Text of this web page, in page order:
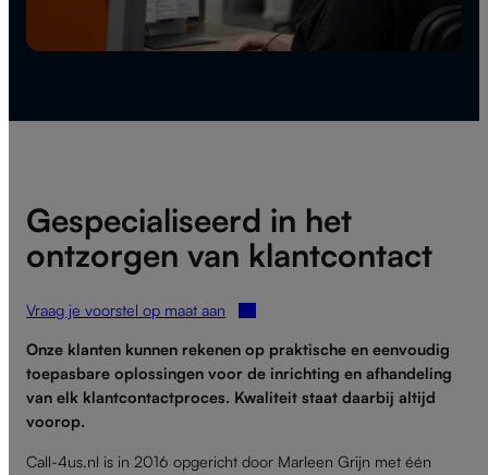
Gespecialiseerd in het
ontzorgen van klantcontact
Vraag je voorstel op maat aan
Onze klanten kunnen rekenen op praktische en eenvoudig
toepasbare oplossingen voor de inrichting en afhandeling
van elk klantcontactproces. Kwaliteit staat daarbij altijd
voorop.
Call-4us.nl is in 2016 opgericht door Marleen Grijn met één